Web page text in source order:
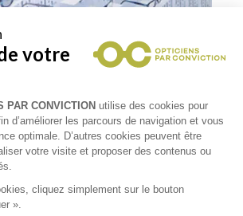
LISTE DES
votre
PAR CONVICTION utilise des cookies pour
d’améliorer les parcours de navigation et vous
optimale. D’autres cookies peuvent être
votre visite et proposer des contenus ou
cliquez simplement sur le bouton
».